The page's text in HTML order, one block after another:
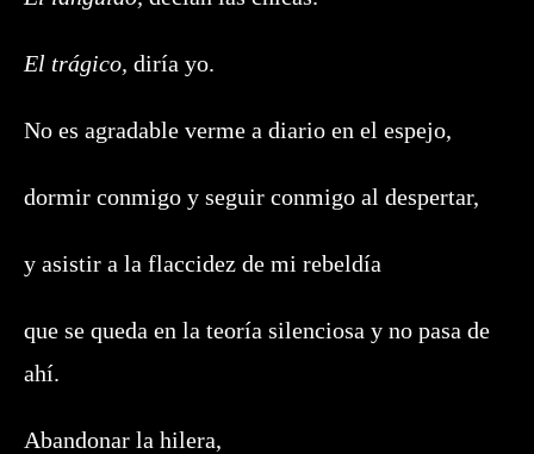
El trágico, diría yo.
No es agradable verme a diario en el espejo,
dormir conmigo y seguir conmigo al despertar,
y asistir a la flaccidez de mi rebeldía
que se queda en la teoría silenciosa y no pasa de
ahí.
Abandonar la hilera,